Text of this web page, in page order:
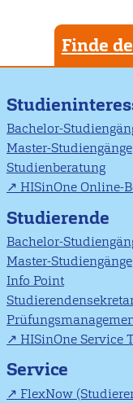
Finde
Bachelor-
Master-Studiengänge
Studienberatung
HISinOne Online-
Studierende
Bachelor-
Master-Studiengänge
Info Point
HISinOne Service
Service
FlexNow